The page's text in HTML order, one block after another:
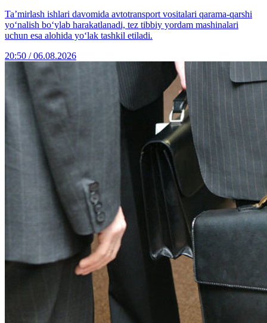
Ta’mirlash ishlari davomida avtotransport vositalari qarama-qarshi
yo‘nalish bo‘ylab harakatlanadi, tez tibbiy yordam mashinalari
uchun esa alohida yo‘lak tashkil etiladi.
20:50 / 06.08.2026